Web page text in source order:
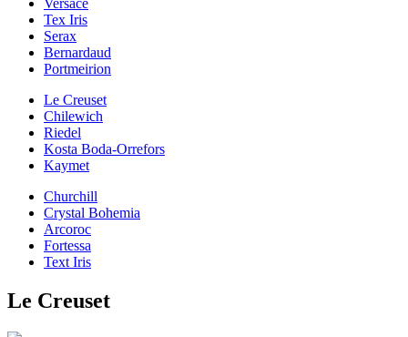
Tex Iris
Serax
Bernardaud
Portmeirion
Le Creuset
Chilewich
Riedel
Kosta Boda-Orrefors
Kaymet
Churchill
Crystal Bohemia
Arcoroc
Fortessa
Text Iris
Le Creuset